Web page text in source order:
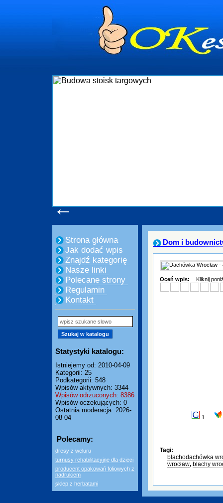
←
Strona główna
Jak dodać wpis
Znajdź kategorię
Nasze linki
Polecane strony
Regulamin
Kontakt
Statystyki katalogu:
Istniejemy od: 2010-04-09
Kategorii: 25
Podkategorii: 548
Wpisów aktywnych: 3344
Wpisów odrzuconych: 8386
Wpisów oczekujących: 0
Ostatnia moderacja: 2026-
08-04
Polecamy:
dresy z weluru
turnusy rehabilitacyjne dla dzieci
producent opakowań foliowych z
nadrukiem
sklep z herbatami
Dom i
Oceń wpis: Kliknij
1
Tagi:
blachodachówka
wrocław, blachy